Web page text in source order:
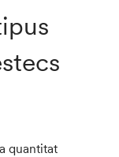
quantitat